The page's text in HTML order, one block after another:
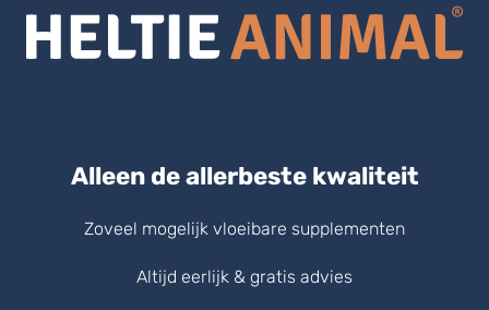
Alleen de allerbeste kwaliteit
Zoveel mogelijk vloeibare supplementen
Altijd eerlijk & gratis advies